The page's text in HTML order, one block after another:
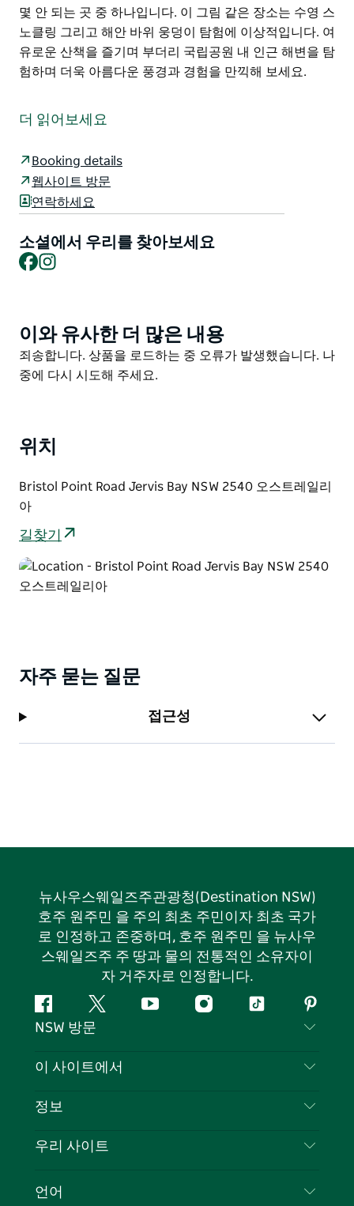
몇 안 되는 곳 중 하나입니다. 이 그림 같은 장소는 수영 스
노클링 그리고 해안 바위 웅덩이 탐험에 이상적입니다. 여
유로운 산책을 즐기며 부더리 국립공원 내 인근 해변을 탐
험하며 더욱 아름다운 풍경과 경험을 만끽해 보세요.
잡은 매력적인 모래사장입니다.
의 유명한 백사장과 수정처럼 맑은 바닷물 가까이에서 부
시 캠핑을 즐길 수 있는 몇 안 되는 곳 중 하나입니다.
이 그림 같은 장소는 수영 스노클링 그리고 해안 바위 웅
리 국립공원 내 인근 해변을 탐험하며 더욱 아름다운 풍경
과 경험을 만끽해 보세요.
더 읽어보세요
Booking details
웹사이트 방문
연락하세요
소셜에서 우리를 찾아보세요
Facebook
Product
List
이와 유사한 더 많은 내용
Product
List
죄송합니다. 상품을 로드하는 중 오류가 발생했습니다. 나
중에 다시 시도해 주세요.
위치
Bristol Point Road Jervis Bay NSW 2540 오스트레일리
아
길찾기
자주 묻는 질문
접근성
뉴사우스웨일즈주관광청(Destination NSW)
호주 원주민 을 주의 최초 주민이자 최초 국가
로 인정하고 존중하며, 호주 원주민 을 뉴사우
스웨일즈주 주 땅과 물의 전통적인 소유자이
자 거주자로 인정합니다.
페
이
북
지
다
유
인
틱
핀
터
스
NSW 방문
문의하기
쿠키 고지
이 사이트에서
목적지
이벤트
정보
여행 정보
뉴사우스웨일즈주 의 사업
우리 사이트
언어